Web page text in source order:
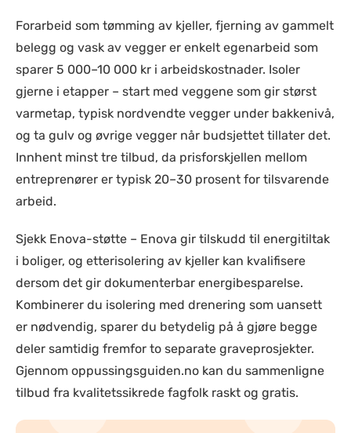
Forarbeid som tømming av kjeller, fjerning av gammelt
belegg og vask av vegger er enkelt egenarbeid som
sparer 5 000–10 000 kr i arbeidskostnader. Isoler
gjerne i etapper – start med veggene som gir størst
varmetap, typisk nordvendte vegger under bakkenivå,
og ta gulv og øvrige vegger når budsjettet tillater det.
Innhent minst tre tilbud, da prisforskjellen mellom
entreprenører er typisk 20–30 prosent for tilsvarende
arbeid.
Sjekk Enova-støtte – Enova gir tilskudd til energitiltak
i boliger, og etterisolering av kjeller kan kvalifisere
dersom det gir dokumenterbar energibesparelse.
Kombinerer du isolering med drenering som uansett
er nødvendig, sparer du betydelig på å gjøre begge
deler samtidig fremfor to separate graveprosjekter.
Gjennom oppussingsguiden.no kan du sammenligne
tilbud fra kvalitetssikrede fagfolk raskt og gratis.